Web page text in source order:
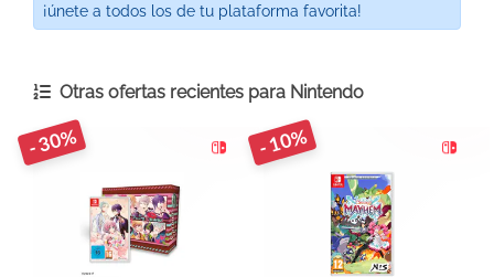
¡únete a todos los de tu plataforma favorita!
Otras ofertas recientes para Nintendo
- 30% - 10%